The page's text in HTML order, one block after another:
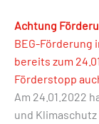
Achtung
BEG-Förderung
bereits zum
Förderstopp
Am 24.01.2022
und